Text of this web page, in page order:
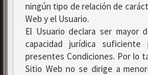
ningún tipo de relación de
Web y el Usuario.
El Usuario declara ser mayor
capacidad jurídica
presentes Condiciones. Por lo
Sitio Web no se dirige a